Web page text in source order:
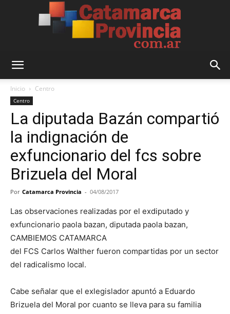
Provincia
Inicio Centro
Centro
La diputada Bazán compartió
la indignación de
exfuncionario del fcs sobre
Brizuela del Moral
Por Catamarca Provincia - 04/08/2017
Las observaciones realizadas por el exdiputado y
exfuncionario paola bazan, diputada paola bazan,
CAMBIEMOS CATAMARCA
del FCS Carlos Walther fueron compartidas por un sector
del radicalismo local.
Cabe señalar que el exlegislador apuntó a Eduardo
Brizuela del Moral por cuanto se lleva para su familia